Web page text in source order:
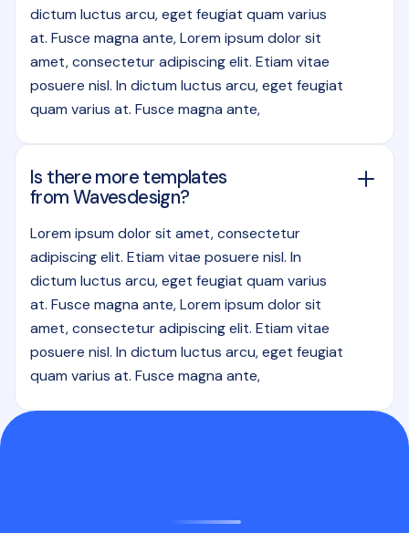
dictum luctus arcu, eget feugiat quam varius
at. Fusce magna ante, Lorem ipsum dolor sit
amet, consectetur adipiscing elit. Etiam vitae
posuere nisl. In dictum luctus arcu, eget feugiat
quam varius at. Fusce magna ante,
Is there more templates
from Wavesdesign?
Lorem ipsum dolor sit amet, consectetur
adipiscing elit. Etiam vitae posuere nisl. In
dictum luctus arcu, eget feugiat quam varius
at. Fusce magna ante, Lorem ipsum dolor sit
amet, consectetur adipiscing elit. Etiam vitae
posuere nisl. In dictum luctus arcu, eget feugiat
quam varius at. Fusce magna ante,